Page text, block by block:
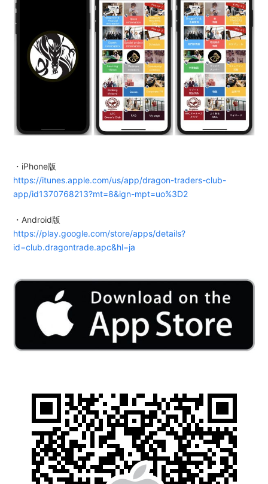
・iPhone版
https://itunes.apple.com/us/app/dragon-traders-club-
app/id1370768213?mt=8&ign-mpt=uo%3D2
・Android版
https://play.google.com/store/apps/details?
id=club.dragontrade.apc&hl=ja